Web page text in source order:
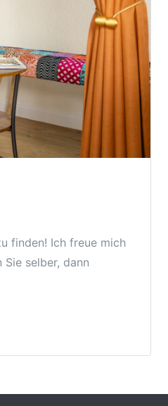
finden! Ich freue mich
selber, dann